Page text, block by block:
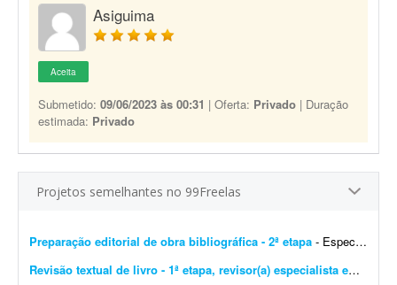
Asiguima
Aceita
Submetido: 09/06/2023 às 00:31 | Oferta: Privado | Duração
estimada: Privado
Projetos semelhantes no 99Freelas
Preparação editorial de obra bibliográfica - 2ª etapa - Especializado em obras bibliográficas. Importante! Serão aceitas apenas propostas de profissionais com formação ou experiência comprovada em preparaç&atil...
Revisão textual de livro - 1ª etapa, revisor(a) especialista em Português